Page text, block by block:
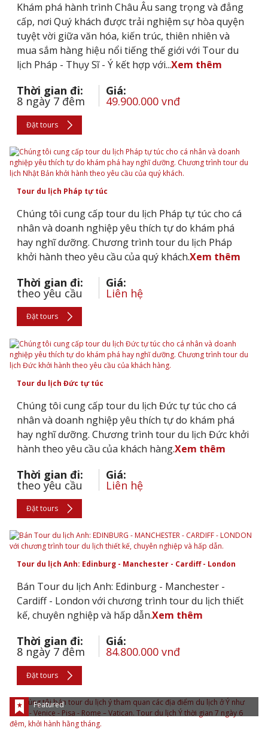
Khám phá hành trình Châu Âu sang trọng và đẳng
cấp, nơi Quý khách được trải nghiệm sự hòa quyện
tuyệt vời giữa văn hóa, kiến trúc, thiên nhiên và
mua sắm hàng hiệu nổi tiếng thế giới với Tour du
lịch Pháp - Thụy Sĩ - Ý kết hợp với...Xem thêm
Thời gian đi:
8 ngày 7 đêm
Giá:
49.900.000 vnđ
Đặt tours
Tour du lịch Pháp tự túc
Chúng tôi cung cấp tour du lịch Pháp tự túc cho cá
nhân và doanh nghiệp yêu thích tự do khám phá
hay nghĩ dưỡng. Chương trình tour du lịch Pháp
khởi hành theo yêu cầu của quý khách.Xem thêm
Thời gian đi:
theo yêu cầu
Giá:
Liên hệ
Đặt tours
Tour du lịch Đức tự túc
Chúng tôi cung cấp tour du lịch Đức tự túc cho cá
nhân và doanh nghiệp yêu thích tự do khám phá
hay nghĩ dưỡng. Chương trình tour du lịch Đức khởi
hành theo yêu cầu của khách hàng.Xem thêm
Thời gian đi:
theo yêu cầu
Giá:
Liên hệ
Đặt tours
Tour du lịch Anh: Edinburg - Manchester - Cardiff - London
Bán Tour du lịch Anh: Edinburg - Manchester -
Cardiff - London với chương trình tour du lịch thiết
kế, chuyên nghiệp và hấp dẫn.Xem thêm
Thời gian đi:
8 ngày 7 đêm
Giá:
84.800.000 vnđ
Đặt tours
Featured